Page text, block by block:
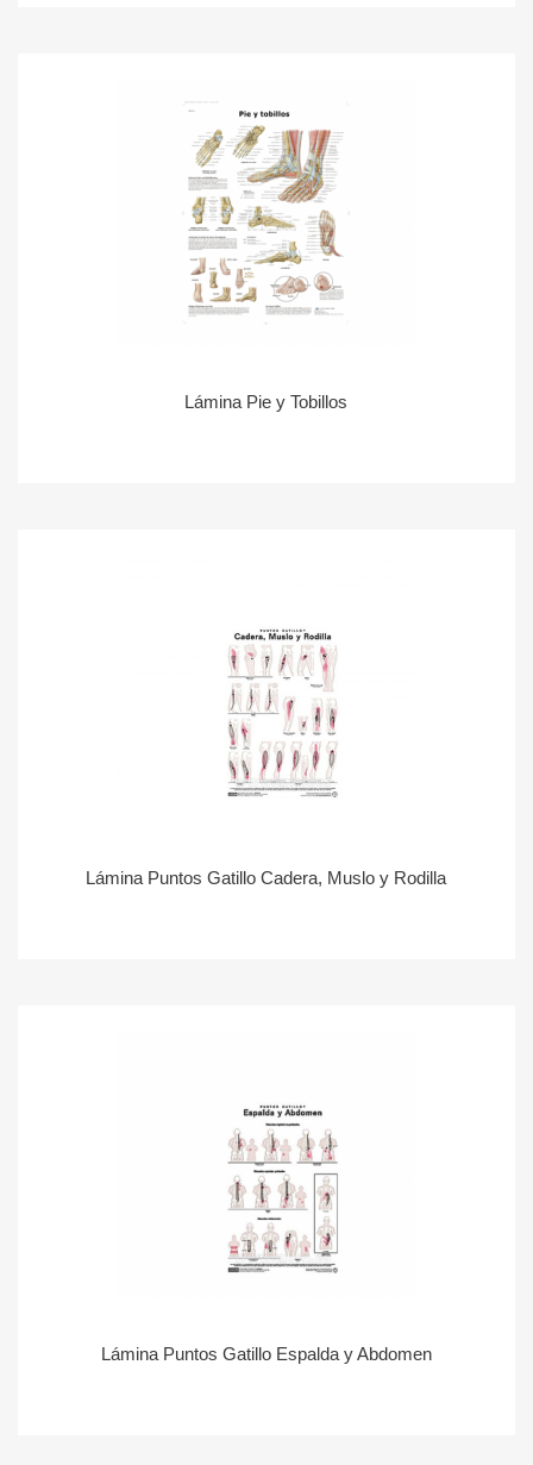
Lámina Pie y Tobillos
Lámina Puntos Gatillo Cadera, Muslo y Rodilla
Lámina Puntos Gatillo Espalda y Abdomen